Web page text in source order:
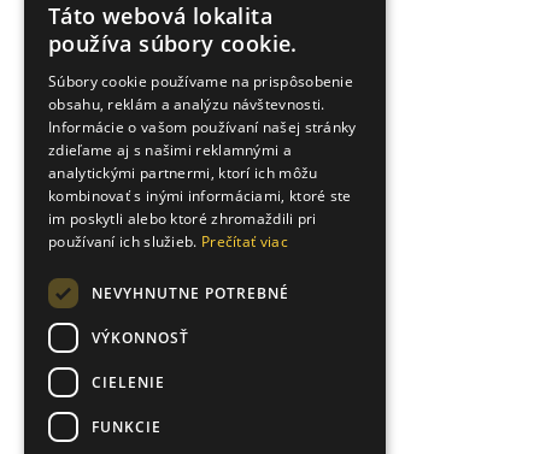
UKRAINIAN
Táto webová lokalita
používa súbory cookie.
Súbory cookie používame na prispôsobenie
obsahu, reklám a analýzu návštevnosti.
Informácie o vašom používaní našej stránky
zdieľame aj s našimi reklamnými a
analytickými partnermi, ktorí ich môžu
kombinovať s inými informáciami, ktoré ste
im poskytli alebo ktoré zhromaždili pri
používaní ich služieb. Prečítať viac
NEVYHNUTNE POTREBNÉ
VÝKONNOSŤ
CIELENIE
FUNKCIE